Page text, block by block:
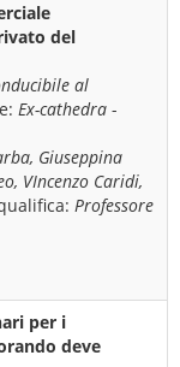
del
al
Ex-cathedra -
Giuseppina
VIncenzo Caridi,
Professore
per i
deve